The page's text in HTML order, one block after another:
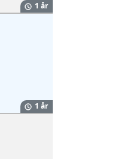
1 år
1 år